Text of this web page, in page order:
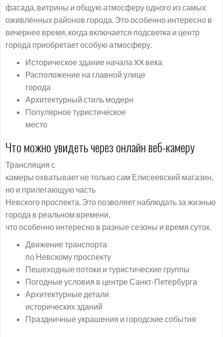
фасада, витрины и общую атмосферу одного из самых
оживлённых районов города. Это особенно интересно в
вечернее время, когда включается подсветка и центр
города приобретает особую атмосферу.
Историческое здание начала XX века
Расположение на главной улице
города
Архитектурный стиль модерн
Популярное туристическое
место
Что можно увидеть через онлайн веб-камеру
Трансляция с
камеры охватывает не только сам Елисеевский магазин,
но и прилегающую часть
Невского проспекта. Это позволяет наблюдать за жизнью
города в реальном времени,
что особенно интересно в разные сезоны и время суток.
Движение транспорта
по Невскому проспекту
Пешеходные потоки и туристические группы
Погодные условия в центре Санкт-Петербурга
Архитектурные детали
исторических зданий
Праздничные украшения и городские события